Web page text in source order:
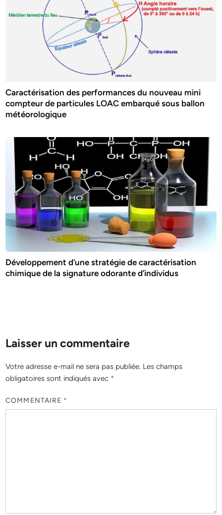
Caractérisation des performances du nouveau mini
compteur de particules LOAC embarqué sous ballon
météorologique
Développement d’une stratégie de caractérisation
chimique de la signature odorante d’individus
Laisser un commentaire
Votre adresse e-mail ne sera pas publiée. Les champs
obligatoires sont indiqués avec *
COMMENTAIRE *